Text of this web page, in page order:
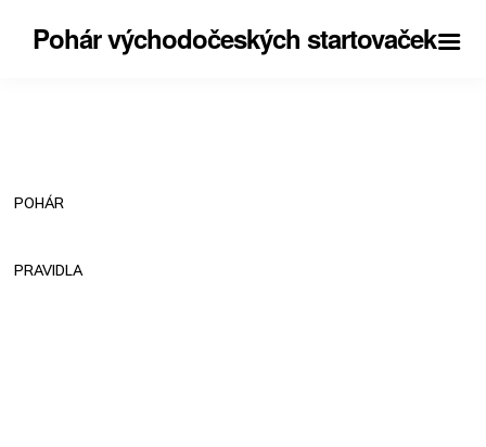
Pohár východočeských startovaček
POHÁR
PRAVIDLA